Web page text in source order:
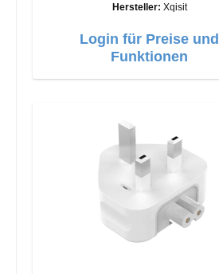
C Output: 35W Farbe: Weis
Hersteller: Xqisit
Login für Preise und
Funktionen